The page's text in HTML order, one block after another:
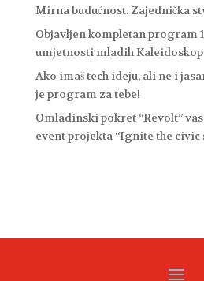
Mirna budućnost. Zajednička
Objavljen kompletan program
umjetnosti mladih Kaleidoskop
Ako imaš tech ideju, ali ne i
je program za tebe!
Omladinski pokret “Revolt”
event projekta “Ignite the civic